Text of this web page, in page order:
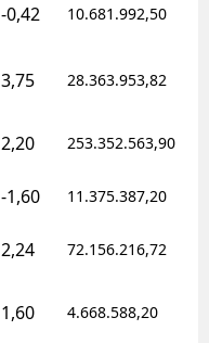
-0,42 10.681.992,50
3,75 28.363.953,82
2,20 253.352.563,90
-1,60 11.375.387,20
2,24 72.156.216,72
1,60 4.668.588,20